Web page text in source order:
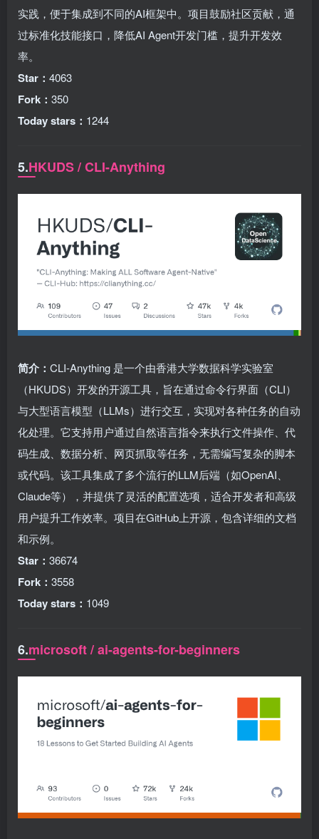
实践，便于集成到不同的AI框架中。项目鼓励社区贡献，通
过标准化技能接口，降低AI Agent开发门槛，提升开发效
率。
Star： 4063
Fork： 350
Today stars： 1244
5.HKUDS / CLI-Anything
简介： CLI-Anything 是一个由香港大学数据科学实验室
（HKUDS）开发的开源工具，旨在通过命令行界面（CLI）
与大型语言模型（LLMs）进行交互，实现对各种任务的自动
化处理。它支持用户通过自然语言指令来执行文件操作、代
码生成、数据分析、网页抓取等任务，无需编写复杂的脚本
或代码。该工具集成了多个流行的LLM后端（如OpenAI、
Claude等），并提供了灵活的配置选项，适合开发者和高级
用户提升工作效率。项目在GitHub上开源，包含详细的文档
和示例。
Star： 36674
Fork： 3558
Today stars： 1049
6.microsoft / ai-agents-for-beginners